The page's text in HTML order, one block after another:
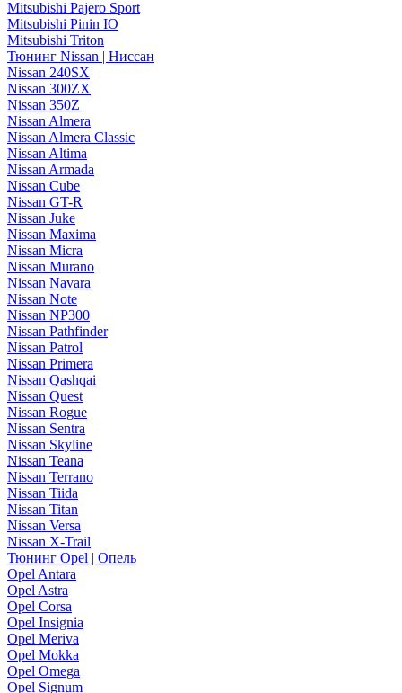
Mitsubishi Pajero Sport
Mitsubishi Pinin IO
Mitsubishi Triton
Тюнинг Nissan | Ниссан
Nissan 240SX
Nissan 300ZX
Nissan 350Z
Nissan Almera
Nissan Almera Classic
Nissan Altima
Nissan Armada
Nissan Cube
Nissan GT-R
Nissan Juke
Nissan Maxima
Nissan Micra
Nissan Murano
Nissan Navara
Nissan Note
Nissan NP300
Nissan Pathfinder
Nissan Patrol
Nissan Primera
Nissan Qashqai
Nissan Quest
Nissan Rogue
Nissan Sentra
Nissan Skyline
Nissan Teana
Nissan Terrano
Nissan Tiida
Nissan Titan
Nissan Versa
Nissan X-Trail
Тюнинг Opel | Опель
Opel Antara
Opel Astra
Opel Corsa
Opel Insignia
Opel Meriva
Opel Mokka
Opel Omega
Opel Signum